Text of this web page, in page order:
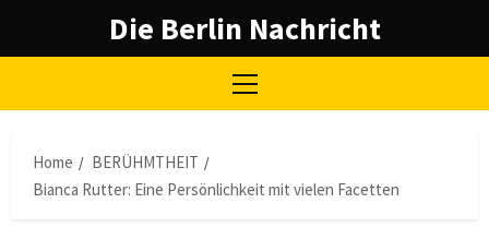
Die Berlin Nachricht
Primary
Home
BERÜHMTHEIT
Bianca Rutter: Eine Persönlichkeit mit vielen Facetten